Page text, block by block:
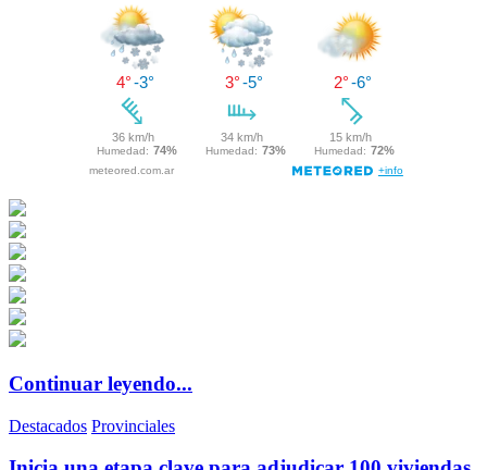
Continuar leyendo...
Destacados Provinciales